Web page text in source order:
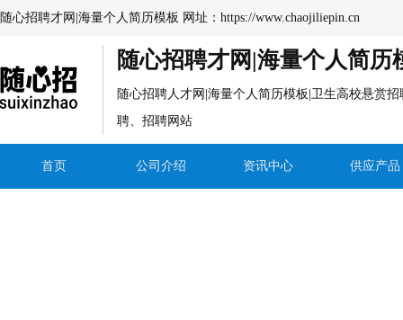
随心招聘才网|海量个人简历模板 网址： https://www.chaojiliepin.cn
随心招聘才网|海量个人简历
随心招聘人才网|海量个人简历模板|卫生高校悬赏
聘、招聘网站
首页 公司介绍 资讯中心 供应产品